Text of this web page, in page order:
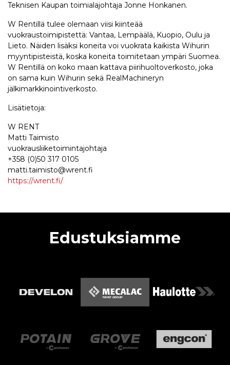
Teknisen Kaupan toimialajohtaja Jonne Honkanen.
W Rentillä tulee olemaan viisi kiinteää
vuokraustoimipistettä: Vantaa, Lempäälä, Kuopio, Oulu ja
Lieto. Näiden lisäksi koneita voi vuokrata kaikista Wihurin
myyntipisteistä, koska koneita toimitetaan ympäri Suomea.
W Rentillä on koko maan kattava piirihuoltoverkosto, joka
on sama kuin Wihurin sekä RealMachineryn
jälkimarkkinointiverkosto.
Lisätietoja:
W RENT
Matti Taimisto
vuokrausliiketoimintajohtaja
+358 (0)50 317 0105
matti.taimisto@wrent.fi
https://wrent.fi/
Edustuksiamme